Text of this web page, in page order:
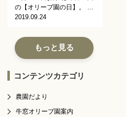
の【オリーブ園の日】。 …
2019.09.24
もっと見る
コンテンツカテゴリ
農園だより
牛窓オリーブ園案内